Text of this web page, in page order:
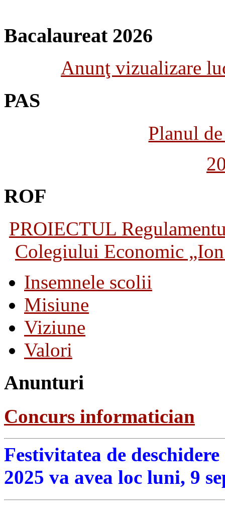
Bacalaureat 2026
Anunţ vizualizare
PAS
Planul
ROF
PROIECTUL
Colegiului Economic
Insemnele scolii
Misiune
Viziune
Valori
Anunturi
Concurs informatician
Festivitatea de
2025 va avea loc luni, 9